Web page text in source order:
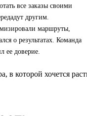
все заказы своими
другим.
маршруты,
о результатах. Команда
ее доверие.